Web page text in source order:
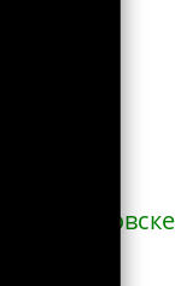
Франковске